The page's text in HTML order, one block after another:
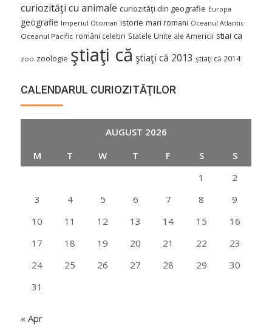
curiozităţi cu animale curiozităţi din geografie Europa
geografie Imperiul Otoman istorie mari romani Oceanul Atlantic
Oceanul Pacific români celebri Statele Unite ale Americii stiai ca
zoo zoologie ştiaţi că ştiaţi că 2013 ştiaţi că 2014
CALENDARUL CURIOZITĂŢILOR
AUGUST 2026
M
T W T F S
S
1
2
3
4 5 6 7 8
9
10
11 12 13 14 15
16
17
18 19 20 21 22
23
24
25 26 27 28 29
30
31
« Apr